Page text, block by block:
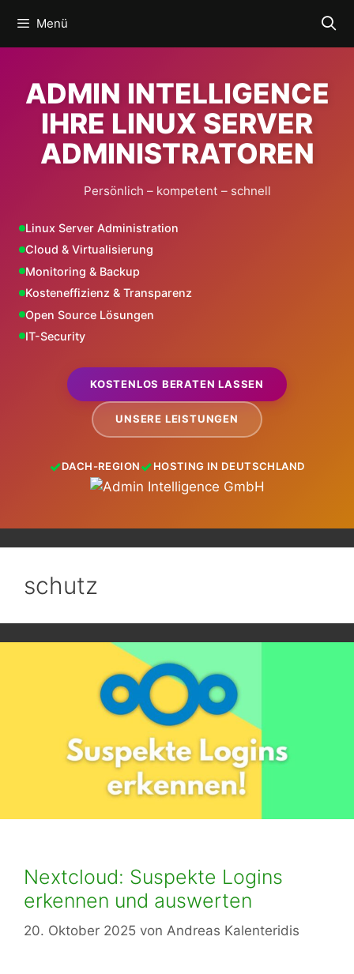
Inhalt
springen
Menü
ADMIN INTELLIGENCE
IHRE LINUX SERVER
ADMINISTRATOREN
Persönlich – kompetent – schnell
Linux Server Administration
Cloud & Virtualisierung
Monitoring & Backup
Kosteneffizienz & Transparenz
Open Source Lösungen
IT-Security
KOSTENLOS BERATEN LASSEN
UNSERE LEISTUNGEN
DACH-REGION HOSTING IN DEUTSCHLAND
schutz
Nextcloud: Suspekte Logins
erkennen und auswerten
20. Oktober 2025 von Andreas Kalenteridis